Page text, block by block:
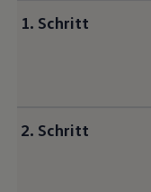
1. Schritt
2. Schritt